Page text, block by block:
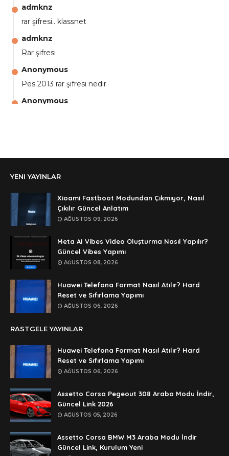
admknz
rar şifresi.. klassnet
admknz
Rar şifresi
Anonymous
Pes 2013 rar şifresi nedir
Anonymous
şifre ?
Anonymous
şifre ögrenebilirmiyim
Anonymous
🥰🥰🥰
Anonymous
dedezıplatan31 beğend👌
Anonymous
rar dosyasının şifresi nedir
Anonymous
lan şifre ne şifre
şifre ne
YENI YAYINLAR
Xioami Fastboot Modundan Çıkmıyor, Nasıl
Çıkılır Güncel Anlatım
AĞUSTOS 09, 2026
Meta AI Vibes Video Oluşturma Nasıl Yapılır?
Güncel Vibes Yapımı
AĞUSTOS 08, 2026
Huawei Telefona Format Nasıl Atılır? Hard
Reset ve Sıfırlama Yapımı
AĞUSTOS 06, 2026
RASTGELE YAYINLAR
Huawei Telefona Format Nasıl Atılır? Hard
Reset ve Sıfırlama Yapımı
AĞUSTOS 06, 2026
Assetto Corsa Pegeout 308 Araba Modu İndir,
Güncel Link 2026
AĞUSTOS 05, 2026
Assetto Corsa BMW M3 Araba Modu İndir
Güncel Link, Kurulum Yeni